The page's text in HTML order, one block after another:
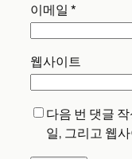
이메일 *
웹사이트
다음 번 댓글
일, 그리고 웹